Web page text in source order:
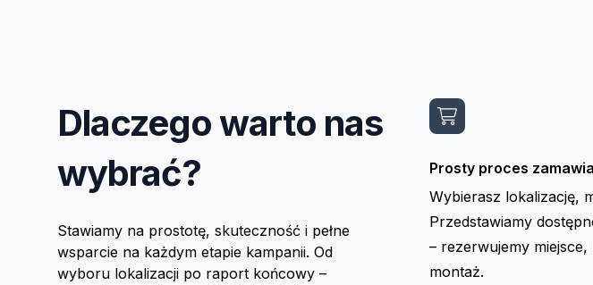
Dlaczego warto nas
wybrać?
Stawiamy na prostotę, skuteczność i pełne
wsparcie na każdym etapie kampanii. Od
wyboru lokalizacji po raport końcowy –
Prosty proces
Wybierasz lokalizację,
Przedstawiamy
– rezerwujemy
montaż.